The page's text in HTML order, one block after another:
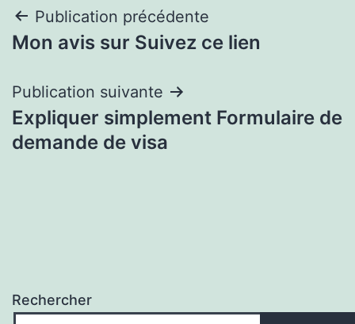
Navigation
de
l’article
Publication précédente
Mon avis sur Suivez ce lien
Publication suivante
Expliquer simplement Formulaire de
demande de visa
Rechercher